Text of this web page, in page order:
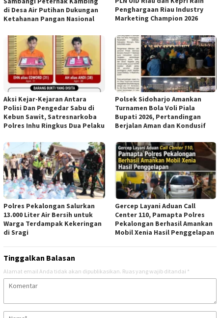
di Desa Air Putihan Dukungan
Ketahanan Pangan Nasional
Penghargaan Riau Industry
Marketing Champion 2026
Aksi Kejar-Kejaran Antara
Polisi Dan Pengedar Sabu di
Kebun Sawit, Satresnarkoba
Polres Inhu Ringkus Dua Pelaku
Polsek Sidoharjo Amankan
Turnamen Bola Voli Piala
Bupati 2026, Pertandingan
Berjalan Aman dan Kondusif
Polres Pekalongan Salurkan
13.000 Liter Air Bersih untuk
Warga Terdampak Kekeringan
di Sragi
Gercep Layani Aduan Call
Center 110, Pamapta Polres
Pekalongan Berhasil Amankan
Mobil Xenia Hasil Penggelapan
Tinggalkan Balasan
Alamat email Anda tidak akan dipublikasikan. Ruas yang wajib ditandai *